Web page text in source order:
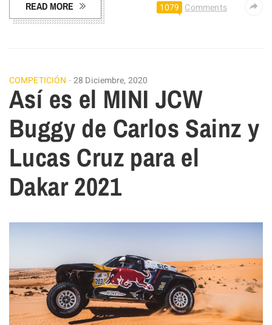
READ MORE 1079 Comments
COMPETICIÓN 28 Diciembre, 2020
Así es el MINI JCW
Buggy de Carlos Sainz y
Lucas Cruz para el
Dakar 2021